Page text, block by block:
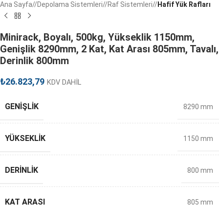
Ana Sayfa/ Depolama Sistemleri/ Raf Sistemleri/ Hafif Yük Rafları
Minirack, Boyalı, 500kg, Yükseklik 1150mm,
Genişlik 8290mm, 2 Kat, Kat Arası 805mm, Tavalı,
Derinlik 800mm
₺26.823,79 KDV DAHİL
GENIŞLIK 8290 mm
YÜKSEKLIK 1150 mm
DERINLIK 800 mm
KAT ARASI 805 mm